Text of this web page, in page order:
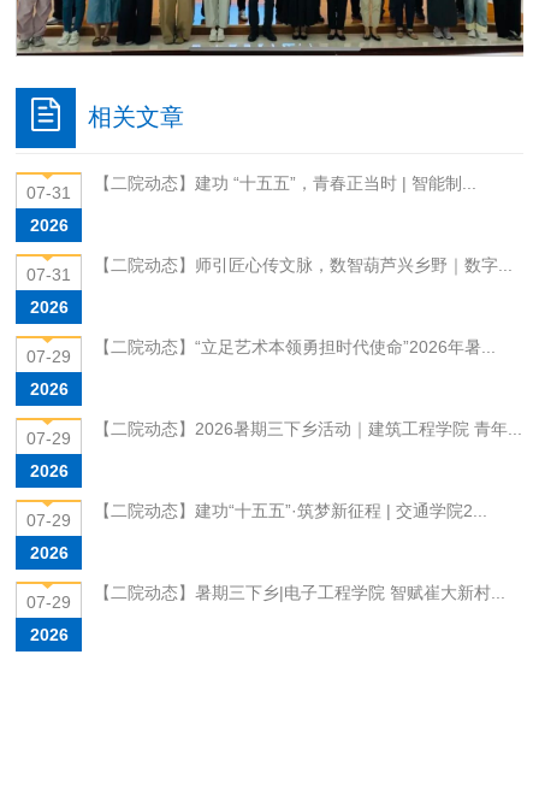
相关文章
07-31
2026
【二院动态】建功 “十五五”，青春正当时 | 智能制...
07-31
2026
【二院动态】师引匠心传文脉，数智葫芦兴乡野｜数字...
07-29
2026
【二院动态】“立足艺术本领勇担时代使命”2026年暑...
07-29
2026
【二院动态】2026暑期三下乡活动｜建筑工程学院 青年...
07-29
2026
【二院动态】建功“十五五”·筑梦新征程 | 交通学院2...
07-29
2026
【二院动态】暑期三下乡|电子工程学院 智赋崔大新村...